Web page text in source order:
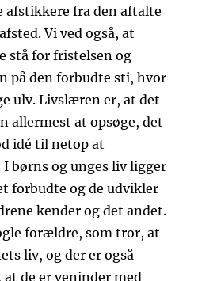
afstikkere fra den aftalte
Vi ved også, at
stå for fristelsen og
på den forbudte sti, hvor
ulv. Livslæren er, at det
allermest at opsøge, det
idé til netop at
børns og unges liv ligger
forbudte og de udvikler
kender og det andet.
forældre, som tror, at
liv, og der er også
de er veninder med